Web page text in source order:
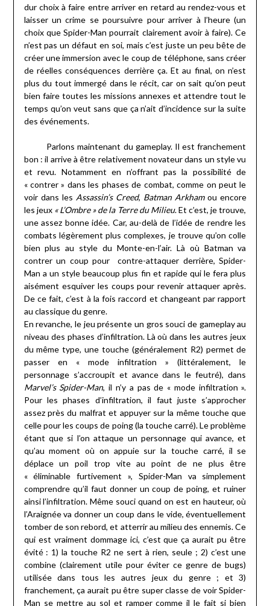
dur choix à faire entre arriver en retard au rendez-vous et
laisser un crime se poursuivre pour arriver à l’heure (un
choix que Spider-Man pourrait clairement avoir à faire). Ce
n’est pas un défaut en soi, mais c’est juste un peu bête de
créer une immersion avec le coup de téléphone, sans créer
de réelles conséquences derrière ça. Et au final, on n’est
plus du tout immergé dans le récit, car on sait qu’on peut
bien faire toutes les missions annexes et attendre tout le
temps qu’on veut sans que ça n’ait d’incidence sur la suite
des événements.
Parlons maintenant du gameplay. Il est franchement
bon : il arrive à être relativement novateur dans un style vu
et revu. Notamment en n’offrant pas la possibilité de
« contrer » dans les phases de combat, comme on peut le
voir dans les Assassin’s Creed, Batman Arkhamou encore
les jeux « L’Ombre » de la Terre du Milieu. Et c’est, je trouve,
une assez bonne idée. Car, au-delà de l’idée de rendre les
combats légèrement plus complexes, je trouve qu’on colle
bien plus au style du Monte-en-l’air. Là où Batman va
contrer un coup pour contre-attaquer derrière, Spider-
Man a un style beaucoup plus fin et rapide qui le fera plus
aisément esquiver les coups pour revenir attaquer après.
De ce fait, c’est à la fois raccord et changeant par rapport
au classique du genre.
En revanche, le jeu présente un gros souci de gameplay au
niveau des phases d’infiltration. Là où dans les autres jeux
du même type, une touche (généralement R2) permet de
passer en « mode infiltration » (littéralement, le
personnage s’accroupit et avance dans le feutré), dans
Marvel’s Spider-Man, il n’y a pas de « mode infiltration ».
Pour les phases d’infiltration, il faut juste s’approcher
assez près du malfrat et appuyer sur la même touche que
celle pour les coups de poing (la touche carré). Le problème
étant que si l’on attaque un personnage qui avance, et
qu’au moment où on appuie sur la touche carré, il se
déplace un poil trop vite au point de ne plus être
« éliminable furtivement », Spider-Man va simplement
comprendre qu’il faut donner un coup de poing, et ruiner
ainsi l’infiltration. Même souci quand on est en hauteur, où
l’Araignée va donner un coup dans le vide, éventuellement
tomber de son rebord, et atterrir au milieu des ennemis. Ce
qui est vraiment dommage ici, c’est que ça aurait pu être
évité : 1) la touche R2 ne sert à rien, seule ; 2) c’est une
combine (clairement utile pour éviter ce genre de bugs)
utilisée dans tous les autres jeux du genre ; et 3)
franchement, ça aurait pu être super classe de voir Spider-
Man se mettre au sol et ramper comme il le fait si bien